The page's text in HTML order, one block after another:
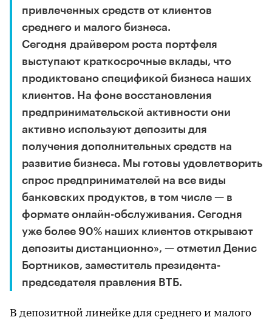
привлеченных средств от клиентов
среднего и малого бизнеса.
Сегодня драйвером роста портфеля
выступают краткосрочные вклады, что
продиктовано спецификой бизнеса наших
клиентов. На фоне восстановления
предпринимательской активности они
активно используют депозиты для
получения дополнительных средств на
развитие бизнеса. Мы готовы удовлетворить
спрос предпринимателей на все виды
банковских продуктов, в том числе — в
формате онлайн-обслуживания. Сегодня
уже более 90% наших клиентов открывают
депозиты дистанционно», — отметил Денис
Бортников, заместитель президента-
председателя правления ВТБ.
В депозитной линейке для среднего и малого